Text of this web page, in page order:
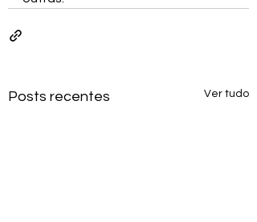
Posts recentes Ver tudo